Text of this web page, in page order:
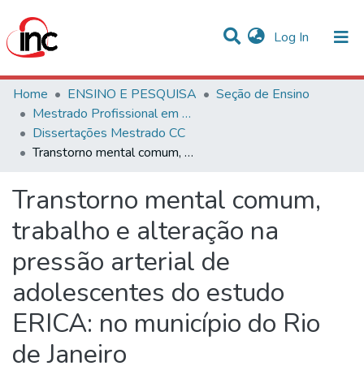
Log In (current)
Communities & Collections
Statistics
All of DSpace
Home ENSINO E PESQUISA
Seção de Ensino
Mestrado Profissional em Ciências Cardiovasculares
Dissertações Mestrado CC
Transtorno mental comum, trabalho e alteração na pressão arterial de adolescentes do estudo ERICA: no município do Rio de Janeiro
Transtorno mental comum,
trabalho e alteração na
pressão arterial de
adolescentes do estudo
ERICA: no município do Rio
de Janeiro